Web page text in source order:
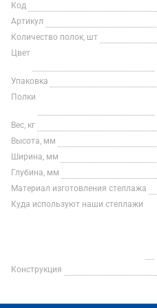
Код
Артикул
Количество полок, шт
Цвет
Упаковка
Полки
Вес, кг
Высота, мм
Ширина, мм
Глубина, мм
Материал изготовления стеллажа
Куда используют наши стеллажи
Конструкция